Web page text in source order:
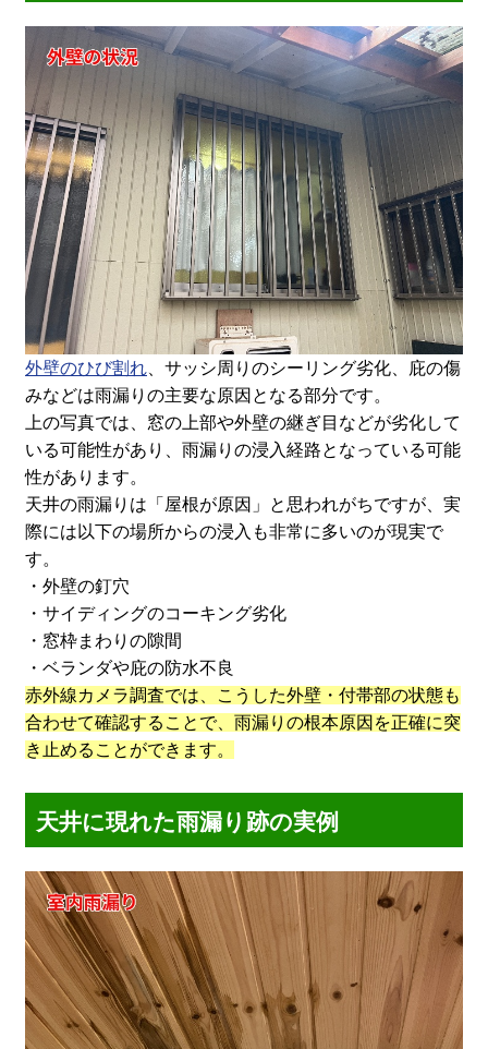
外壁のひび割れ 、サッシ周りのシーリング劣化、庇の傷
みなどは雨漏りの主要な原因となる部分です。
上の写真では、窓の上部や外壁の継ぎ目などが劣化して
いる可能性があり、雨漏りの浸入経路となっている可能
性があります。
天井の雨漏りは「屋根が原因」と思われがちですが、実
際には以下の場所からの浸入も非常に多いのが現実で
す。
・外壁の釘穴
・サイディングのコーキング劣化
・窓枠まわりの隙間
・ベランダや庇の防水不良
赤外線カメラ調査では、こうした外壁・付帯部の状態も
合わせて確認することで、雨漏りの根本原因を正確に突
き止めることができます。
天井に現れた雨漏り跡の実例